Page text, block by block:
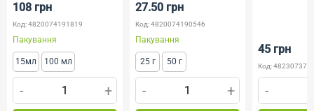
108 грн
Код: 4820074191819
Пакування
15мл 100 мл
- +
27.50 грн
Код: 4820074190546
Пакування
25 г 50 г
- +
45 грн
Код:
-